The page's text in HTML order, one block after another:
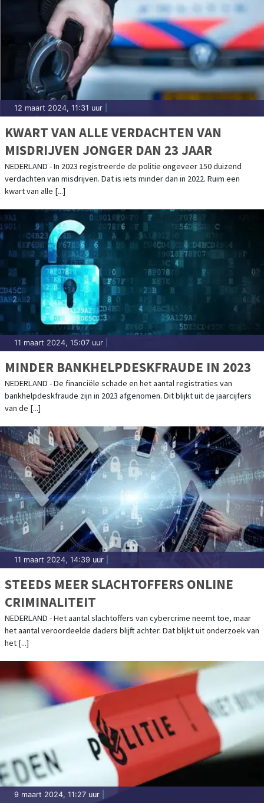
12 maart 2024, 11:31 uur
KWART VAN ALLE VERDACHTEN VAN
MISDRIJVEN JONGER DAN 23 JAAR
NEDERLAND - In 2023 registreerde de politie ongeveer 150 duizend
verdachten van misdrijven. Dat is iets minder dan in 2022. Ruim een
kwart van alle [...]
11 maart 2024, 15:07 uur
MINDER BANKHELPDESKFRAUDE IN 2023
NEDERLAND - De financiële schade en het aantal registraties van
bankhelpdeskfraude zijn in 2023 afgenomen. Dit blijkt uit de jaarcijfers
van de [...]
11 maart 2024, 14:39 uur
STEEDS MEER SLACHTOFFERS ONLINE
CRIMINALITEIT
NEDERLAND - Het aantal slachtoffers van cybercrime neemt toe, maar
het aantal veroordeelde daders blijft achter. Dat blijkt uit onderzoek van
het [...]
9 maart 2024, 11:27 uur